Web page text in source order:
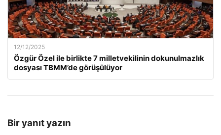
12/12/2025
Özgür Özel ile birlikte 7 milletvekilinin dokunulmazlık
dosyası TBMM’de görüşülüyor
Bir yanıt yazın